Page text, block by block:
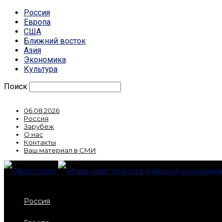
Россия
Европа
США
Ближний восток
Азия
Экономика
Культура
Поиск
06.08.2026
Россия
Зарубеж
О нас
Контакты
Ваш материал в СМИ
Новости мировой
Россия